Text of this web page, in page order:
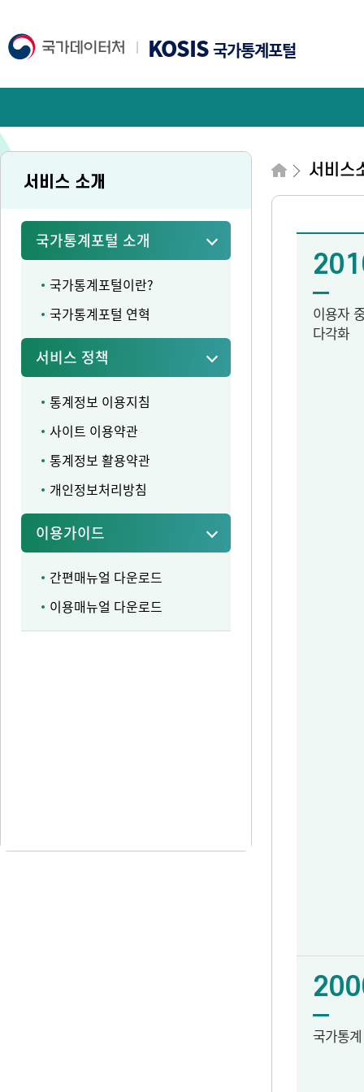
KOSIS국가통계포털
서비스 소개
국가통계포털 소개
국가통계포털이란?
국가통계포털 연혁
서비스 정책
통계정보 이용지침
사이트 이용약관
통계정보 활용약관
개인정보처리방침
이용가이드
간편매뉴얼 다운로드
이용매뉴얼 다운로드
서비스
이용자
다각화
국가통